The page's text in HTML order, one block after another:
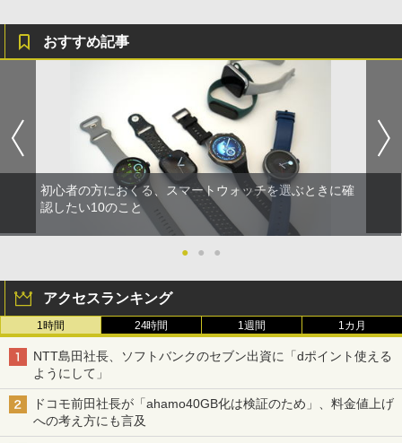
おすすめ記事
初心者の方におくる、スマートウォッチを選ぶときに確
認したい10のこと
● ● ●
アクセスランキング
1時間 24時間 1週間 1カ月
NTT島田社長、ソフトバンクのセブン出資に「dポイント使える
ようにして」
ドコモ前田社長が「ahamo40GB化は検証のため」、料金値上げ
への考え方にも言及